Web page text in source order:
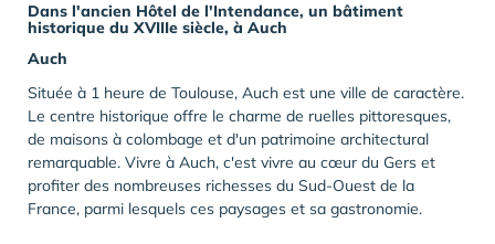
Dans l'ancien Hôtel de l'Intendance, un bâtiment
historique du XVIIIe siècle, à Auch
Auch
Située à 1 heure de Toulouse, Auch est une ville de caractère.
Le centre historique offre le charme de ruelles pittoresques,
de maisons à colombage et d'un patrimoine architectural
remarquable. Vivre à Auch, c'est vivre au cœur du Gers et
profiter des nombreuses richesses du Sud-Ouest de la
France, parmi lesquels ces paysages et sa gastronomie.